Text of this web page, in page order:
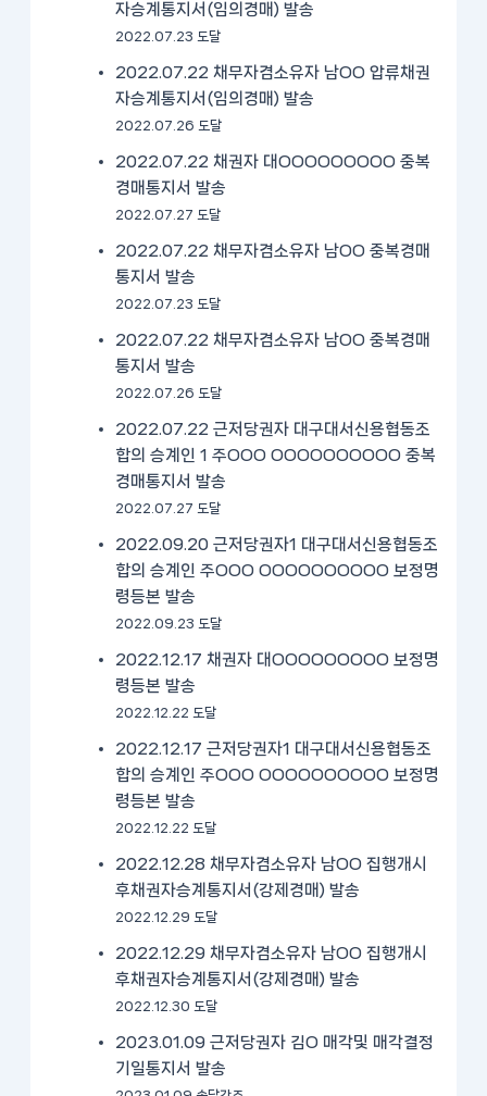
자승계통지서(임의경매) 발송
2022.07.23 도달
2022.07.22 채무자겸소유자 남OO 압류채권
자승계통지서(임의경매) 발송
2022.07.26 도달
2022.07.22 채권자 대OOOOOOOOO 중복
경매통지서 발송
2022.07.27 도달
2022.07.22 채무자겸소유자 남OO 중복경매
통지서 발송
2022.07.23 도달
2022.07.22 채무자겸소유자 남OO 중복경매
통지서 발송
2022.07.26 도달
2022.07.22 근저당권자 대구대서신용협동조
합의 승계인 1 주OOO OOOOOOOOOO 중복
경매통지서 발송
2022.07.27 도달
2022.09.20 근저당권자1 대구대서신용협동조
합의 승계인 주OOO OOOOOOOOOO 보정명
령등본 발송
2022.09.23 도달
2022.12.17 채권자 대OOOOOOOOO 보정명
령등본 발송
2022.12.22 도달
2022.12.17 근저당권자1 대구대서신용협동조
합의 승계인 주OOO OOOOOOOOOO 보정명
령등본 발송
2022.12.22 도달
2022.12.28 채무자겸소유자 남OO 집행개시
후채권자승계통지서(강제경매) 발송
2022.12.29 도달
2022.12.29 채무자겸소유자 남OO 집행개시
후채권자승계통지서(강제경매) 발송
2022.12.30 도달
2023.01.09 근저당권자 김O 매각및 매각결정
기일통지서 발송